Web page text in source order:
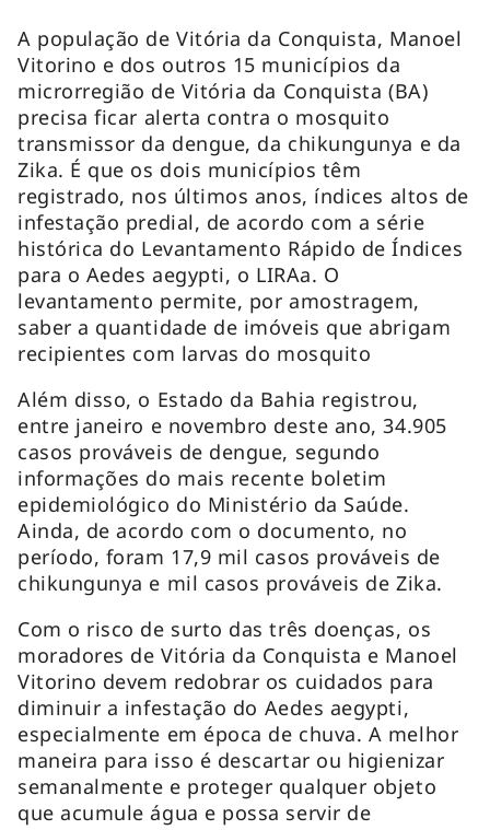
A população de Vitória da Conquista, Manoel
Vitorino e dos outros 15 municípios da
microrregião de Vitória da Conquista (BA)
precisa ficar alerta contra o mosquito
transmissor da dengue, da chikungunya e da
Zika. É que os dois municípios têm
registrado, nos últimos anos, índices altos de
infestação predial, de acordo com a série
histórica do Levantamento Rápido de Índices
para o Aedes aegypti, o LIRAa. O
levantamento permite, por amostragem,
saber a quantidade de imóveis que abrigam
recipientes com larvas do mosquito
Além disso, o Estado da Bahia registrou,
entre janeiro e novembro deste ano, 34.905
casos prováveis de dengue, segundo
informações do mais recente boletim
epidemiológico do Ministério da Saúde.
Ainda, de acordo com o documento, no
período, foram 17,9 mil casos prováveis de
chikungunya e mil casos prováveis de Zika.
Com o risco de surto das três doenças, os
moradores de Vitória da Conquista e Manoel
Vitorino devem redobrar os cuidados para
diminuir a infestação do Aedes aegypti,
especialmente em época de chuva. A melhor
maneira para isso é descartar ou higienizar
semanalmente e proteger qualquer objeto
que acumule água e possa servir de